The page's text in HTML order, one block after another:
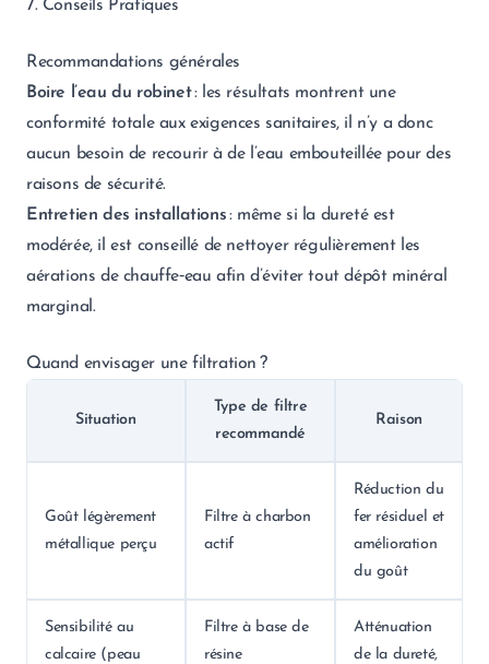
7. Conseils Pratiques
Recommandations générales
Boire l’eau du robinet: les résultats montrent une
conformité totale aux exigences sanitaires, il n’y a donc
aucun besoin de recourir à de l’eau embouteillée pour des
raisons de sécurité.
Entretien des installations: même si la dureté est
modérée, il est conseillé de nettoyer régulièrement les
aérations de chauffe‑eau afin d’éviter tout dépôt minéral
marginal.
Quand envisager une filtration ?
Situation
Type de filtre
recommandé
Raison
Goût légèrement
métallique perçu
Filtre à charbon
actif
Réduction du
fer résiduel et
amélioration
du goût
Sensibilité au
calcaire (peau
Filtre à base de
résine
Atténuation
de la dureté,